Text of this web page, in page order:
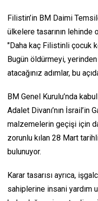
Filistin’in BM Daimi
ülkelere tasarının lehinde
"Daha kaç Filistinli çocuk
Bugün öldürmeyi,
atacağınız adımlar, bu
BM Genel Kurulu’nda
Adalet Divanı’nın İsrail’in
malzemelerin geçişi için
zorunlu kılan 28 Mart
bulunuyor.
Karar tasarısı ayrıca,
sahiplerine insani yardım